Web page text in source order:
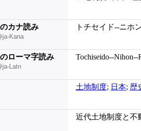
カナ読み
Kana
トチセイド--ニホ
ローマ字読み
Latn
Tochiseido--
土地制度; 日本; 歴
近代土地制度と不